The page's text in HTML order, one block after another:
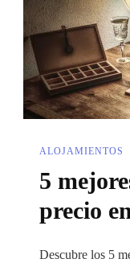
ALOJAMIENTOS
5
precio
Descubre los 5